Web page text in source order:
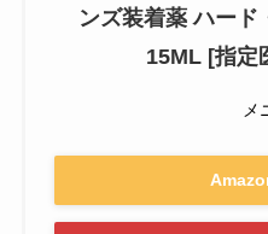
ンズ装着薬 ハード
15ML [指定
メ